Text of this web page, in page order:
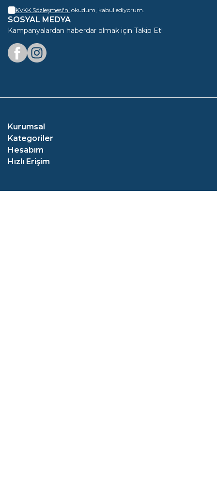
KVKK Sözleşmesi'ni okudum, kabul ediyorum.
SOSYAL MEDYA
Kampanyalardan haberdar olmak için Takip Et!
FacebookInstagram
Kurumsal
Kategoriler
Hesabım
Hızlı Erişim